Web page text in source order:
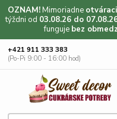
OZNAM!Mimoriadne
týždni od 03.08.26 do
funguje bez
+421 911 333 383
(Po-Pi 9:00 - 16:00 hod)